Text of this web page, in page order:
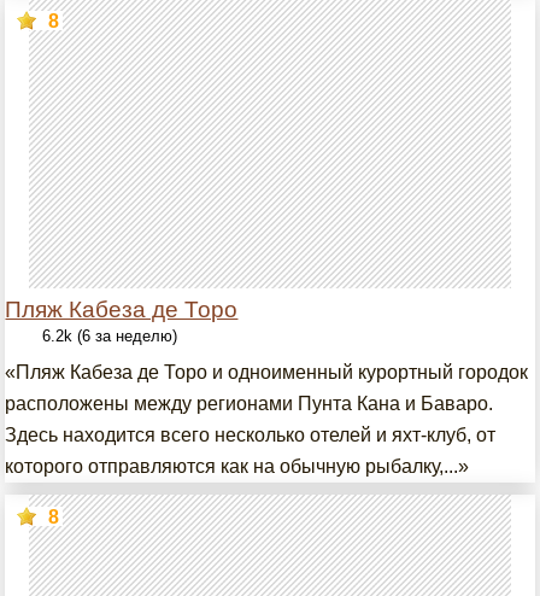
Пляж Кабеза де Торо
8
6.2k (6 за неделю)
«Пляж Кабеза де Торо и одноименный курортный городок
расположены между регионами Пунта Кана и Баваро.
Здесь находится всего несколько отелей и яхт-клуб, от
которого отправляются как на обычную рыбалку,...»
8